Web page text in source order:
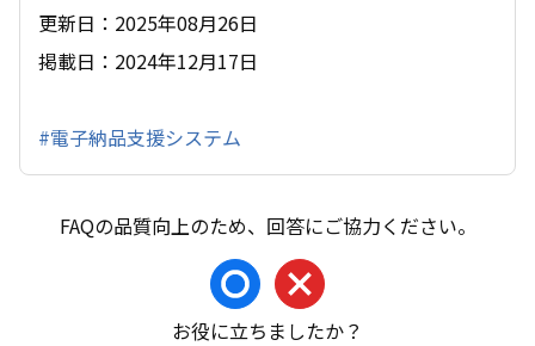
更新日：2025年08月26日
掲載日：2024年12月17日
#電子納品支援システム
お役に立ちましたか？